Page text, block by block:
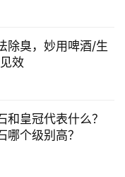
除臭，妙用啤酒/生
效
和皇冠代表什么？
哪个级别高？